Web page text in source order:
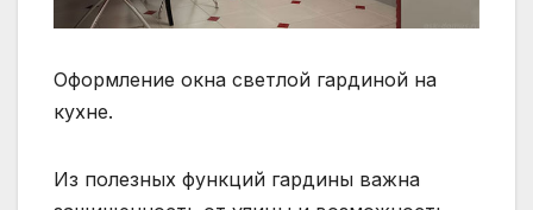
Оформление окна светлой гардиной на
кухне.
Из полезных функций гардины важна